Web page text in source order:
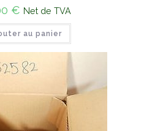
€ Net de TVA
au panier